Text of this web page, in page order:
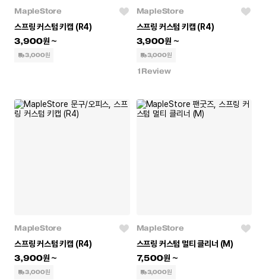
MapleStore
스프링 커스텀 키캡 (R4)
3,900
3,000원
MapleStore
스프링 커스텀 키캡 (R4)
3,900
3,000원
Review
1
MapleStore
스프링 커스텀 키캡 (R4)
3,900
3,000원
MapleStore
스프링 커스텀 멀티 클리너 (M)
7,500
3,000원